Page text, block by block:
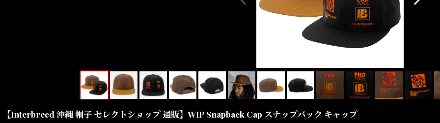
【Interbreed 沖縄 帽子 セレクトショップ 通販】WIP Snapback Cap スナップバック キャップ